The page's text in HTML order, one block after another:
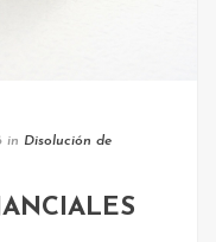
in Disolución de